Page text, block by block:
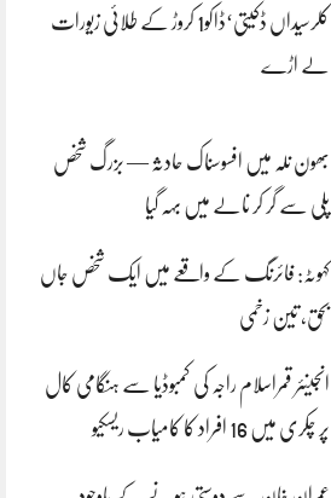
کلرسیداں ڈکیتی‘ڈاکو1 کروڑ کے طلائی زیورات
لے اڑے
بھون نلہ میں افسوسناک حادثہ — بزرگ شخص
پلی سے گر کر نالے میں بہہ گیا
کہوٹہ: فائرنگ کے واقعے میں ایک شخص جاں
بحق، تین زخمی
انجینئر قمراسلام راجہ کی کمبوڈیا سے ہنگامی کال
پر چکری میں 16 افراد کا کامیاب ریسکیو